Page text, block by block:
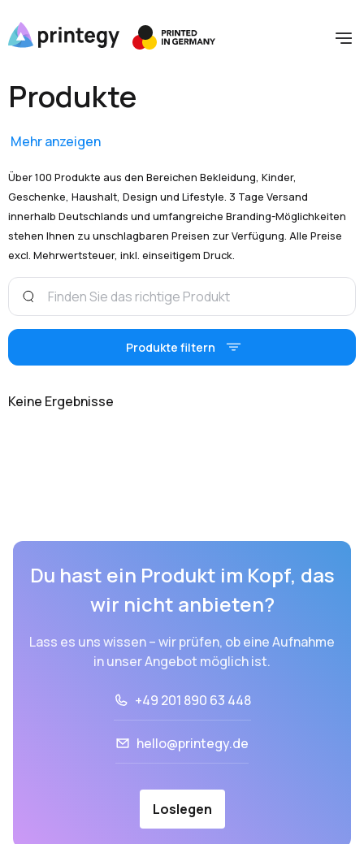
Produkte
Mehr anzeigen
Über 100 Produkte aus den Bereichen Bekleidung, Kinder,
Geschenke, Haushalt, Design und Lifestyle. 3 Tage Versand
innerhalb Deutschlands und umfangreiche Branding-Möglichkeiten
stehen Ihnen zu unschlagbaren Preisen zur Verfügung. Alle Preise
excl. Mehrwertsteuer, inkl. einseitigem Druck.
Produkte filtern
Keine Ergebnisse
Du hast ein Produkt im Kopf, das
wir nicht anbieten?
Lass es uns wissen – wir prüfen, ob eine Aufnahme
in unser Angebot möglich ist.
+49 201 890 63 448
hello@printegy.de
Loslegen